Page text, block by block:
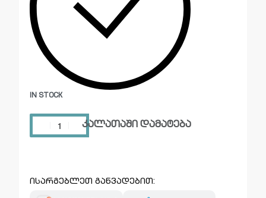
IN STOCK
კალათაში დამატება
ისარგებლეთ განვადებით: